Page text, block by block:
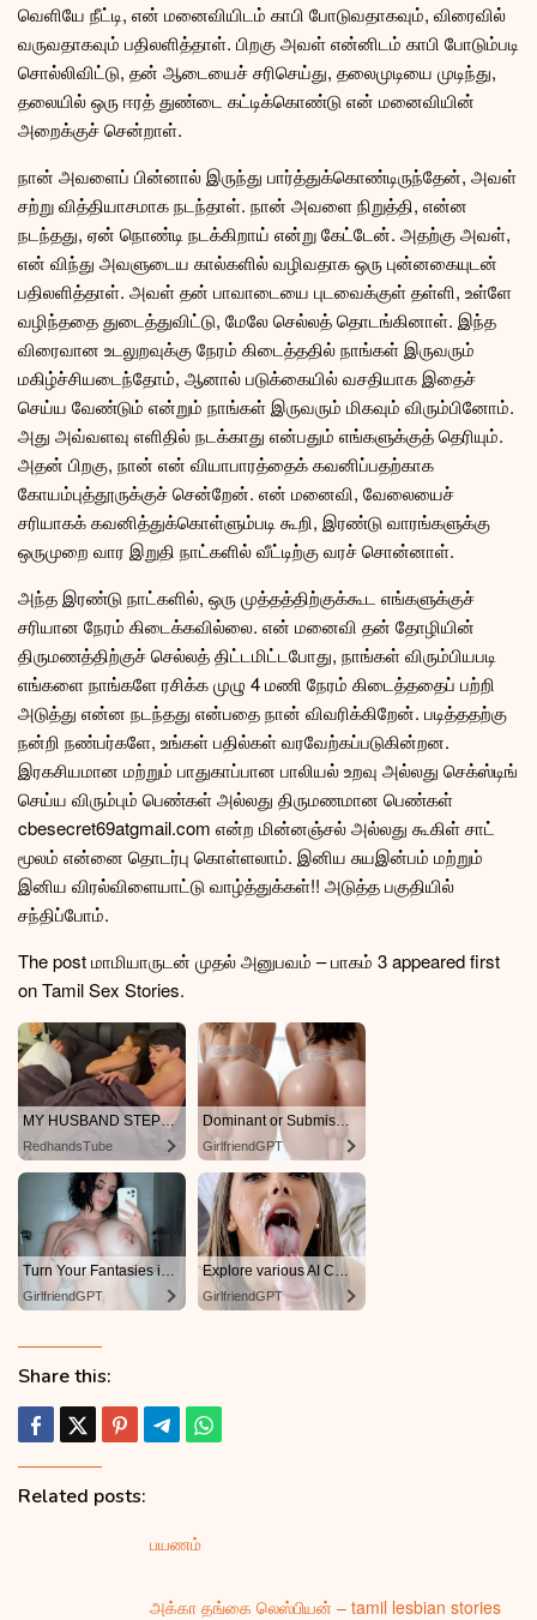
வெளியே நீட்டி, என் மனைவியிடம் காபி போடுவதாகவும், விரைவில்
வருவதாகவும் பதிலளித்தாள். பிறகு அவள் என்னிடம் காபி போடும்படி
சொல்லிவிட்டு, தன் ஆடையைச் சரிசெய்து, தலைமுடியை முடிந்து,
தலையில் ஒரு ஈரத் துண்டை கட்டிக்கொண்டு என் மனைவியின்
அறைக்குச் சென்றாள்.
நான் அவளைப் பின்னால் இருந்து பார்த்துக்கொண்டிருந்தேன், அவள்
சற்று வித்தியாசமாக நடந்தாள். நான் அவளை நிறுத்தி, என்ன
நடந்தது, ஏன் நொண்டி நடக்கிறாய் என்று கேட்டேன். அதற்கு அவள்,
என் விந்து அவளுடைய கால்களில் வழிவதாக ஒரு புன்னகையுடன்
பதிலளித்தாள். அவள் தன் பாவாடையை புடவைக்குள் தள்ளி, உள்ளே
வழிந்ததை துடைத்துவிட்டு, மேலே செல்லத் தொடங்கினாள். இந்த
விரைவான உடலுறவுக்கு நேரம் கிடைத்ததில் நாங்கள் இருவரும்
மகிழ்ச்சியடைந்தோம், ஆனால் படுக்கையில் வசதியாக இதைச்
செய்ய வேண்டும் என்றும் நாங்கள் இருவரும் மிகவும் விரும்பினோம்.
அது அவ்வளவு எளிதில் நடக்காது என்பதும் எங்களுக்குத் தெரியும்.
அதன் பிறகு, நான் என் வியாபாரத்தைக் கவனிப்பதற்காக
கோயம்புத்தூருக்குச் சென்றேன். என் மனைவி, வேலையைச்
சரியாகக் கவனித்துக்கொள்ளும்படி கூறி, இரண்டு வாரங்களுக்கு
ஒருமுறை வார இறுதி நாட்களில் வீட்டிற்கு வரச் சொன்னாள்.
அந்த இரண்டு நாட்களில், ஒரு முத்தத்திற்குக்கூட எங்களுக்குச்
சரியான நேரம் கிடைக்கவில்லை. என் மனைவி தன் தோழியின்
திருமணத்திற்குச் செல்லத் திட்டமிட்டபோது, நாங்கள் விரும்பியபடி
எங்களை நாங்களே ரசிக்க முழு 4 மணி நேரம் கிடைத்ததைப் பற்றி
அடுத்து என்ன நடந்தது என்பதை நான் விவரிக்கிறேன். படித்ததற்கு
நன்றி நண்பர்களே, உங்கள் பதில்கள் வரவேற்கப்படுகின்றன.
இரகசியமான மற்றும் பாதுகாப்பான பாலியல் உறவு அல்லது செக்ஸ்டிங்
செய்ய விரும்பும் பெண்கள் அல்லது திருமணமான பெண்கள்
cbesecret69atgmail.com என்ற மின்னஞ்சல் அல்லது கூகிள் சாட்
மூலம் என்னை தொடர்பு கொள்ளலாம். இனிய சுயஇன்பம் மற்றும்
இனிய விரல்விளையாட்டு வாழ்த்துக்கள்!! அடுத்த பகுதியில்
சந்திப்போம்.
The post மாமியாருடன் முதல் அனுபவம் – பாகம் 3 appeared first
on Tamil Sex Stories.
Share this:
Related posts:
பயணம்
அக்கா தங்கை லெஸ்பியன் – tamil lesbian stories